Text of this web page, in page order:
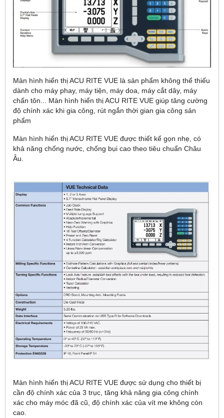
Màn hình hiển thị ACU RITE VUE là sản phẩm không thể thiếu
dành cho máy phay, máy tiện, máy doa, máy cắt dây, máy
chấn tôn... Màn hình hiển thị ACU RITE VUE giúp tăng cường
độ chính xác khi gia công, rút ngắn thời gian gia công sản
phẩm
Màn hình hiển thị ACU RITE VUE được thiết kế gọn nhẹ, có
khả năng chống nước, chống bụi cao theo tiêu chuẩn Châu
Âu.
Màn hình hiển thị ACU RITE VUE được sử dụng cho thiết bị
cần độ chính xác của 3 trục, tăng khả năng gia công chính
xác cho máy móc đã cũ, độ chính xác của vít me không còn
cao.